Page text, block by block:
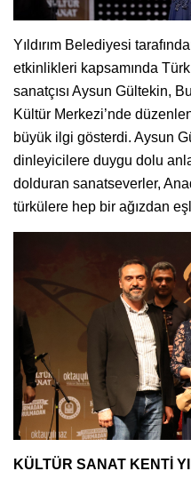
Yıldırım Belediyesi
etkinlikleri kapsamında
sanatçısı Aysun Gültekin,
Kültür Merkezi’nde
büyük ilgi gösterdi. Aysun
dinleyicilere duygu dolu
dolduran sanatseverler,
türkülere hep bir ağızdan
KÜLTÜR SANAT KENTİ